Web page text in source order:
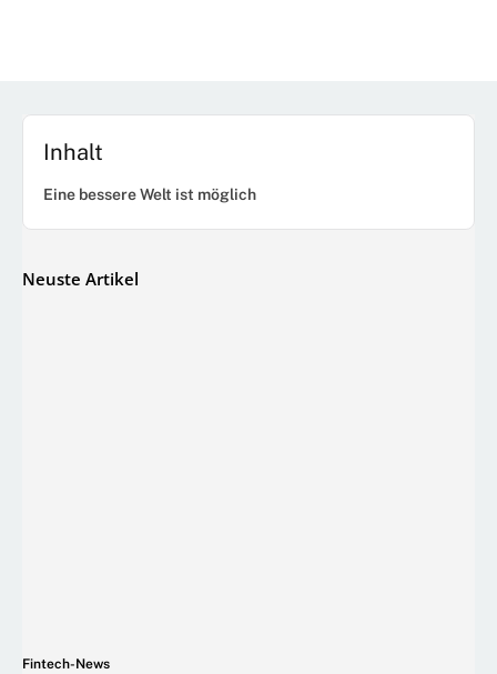
Inhalt
Eine bessere Welt ist möglich
Neuste Artikel
Fintech-News